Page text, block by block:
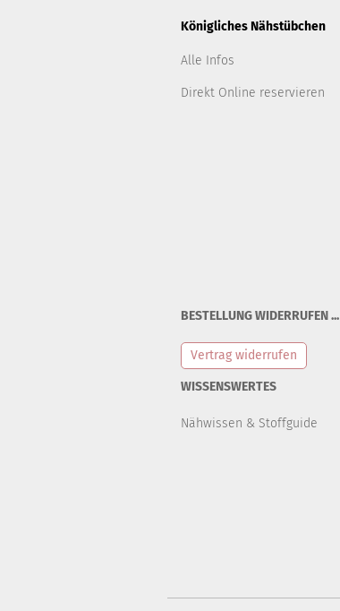
Königliches Nähstübchen
Alle Infos
Direkt Online reservieren
BESTELLUNG WIDERRUFEN ...
Vertrag widerrufen
WISSENSWERTES
Nähwissen & Stoffguide